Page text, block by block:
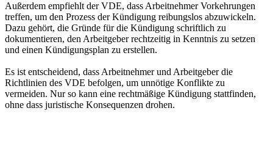
Außerdem empfiehlt der VDE, dass Arbeitnehmer Vorkehrungen
treffen, um den Prozess der Kündigung reibungslos abzuwickeln.
Dazu gehört, die Gründe für die Kündigung schriftlich zu
dokumentieren, den Arbeitgeber rechtzeitig in Kenntnis zu setzen
und einen Kündigungsplan zu erstellen.
Es ist entscheidend, dass Arbeitnehmer und Arbeitgeber die
Richtlinien des VDE befolgen, um unnötige Konflikte zu
vermeiden. Nur so kann eine rechtmäßige Kündigung stattfinden,
ohne dass juristische Konsequenzen drohen.